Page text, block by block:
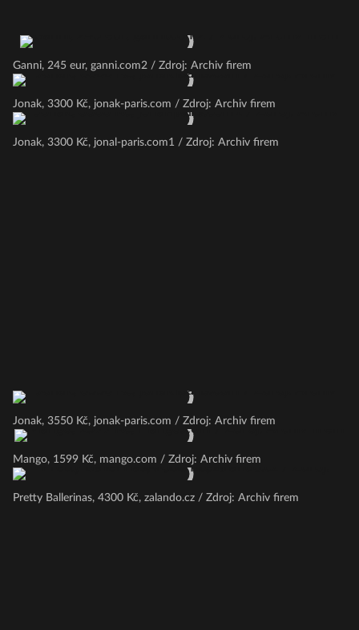
Ganni, 245 eur, ganni.com2 / Zdroj: Archiv firem
Jonak, 3300 Kč, jonak-paris.com / Zdroj: Archiv firem
Jonak, 3300 Kč, jonal-paris.com1 / Zdroj: Archiv firem
Jonak, 3550 Kč, jonak-paris.com / Zdroj: Archiv firem
Mango, 1599 Kč, mango.com / Zdroj: Archiv firem
Pretty Ballerinas, 4300 Kč, zalando.cz / Zdroj: Archiv firem